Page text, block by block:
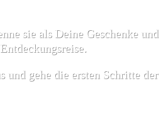
sie als Deine Geschenke
gehe die ersten Schritte der